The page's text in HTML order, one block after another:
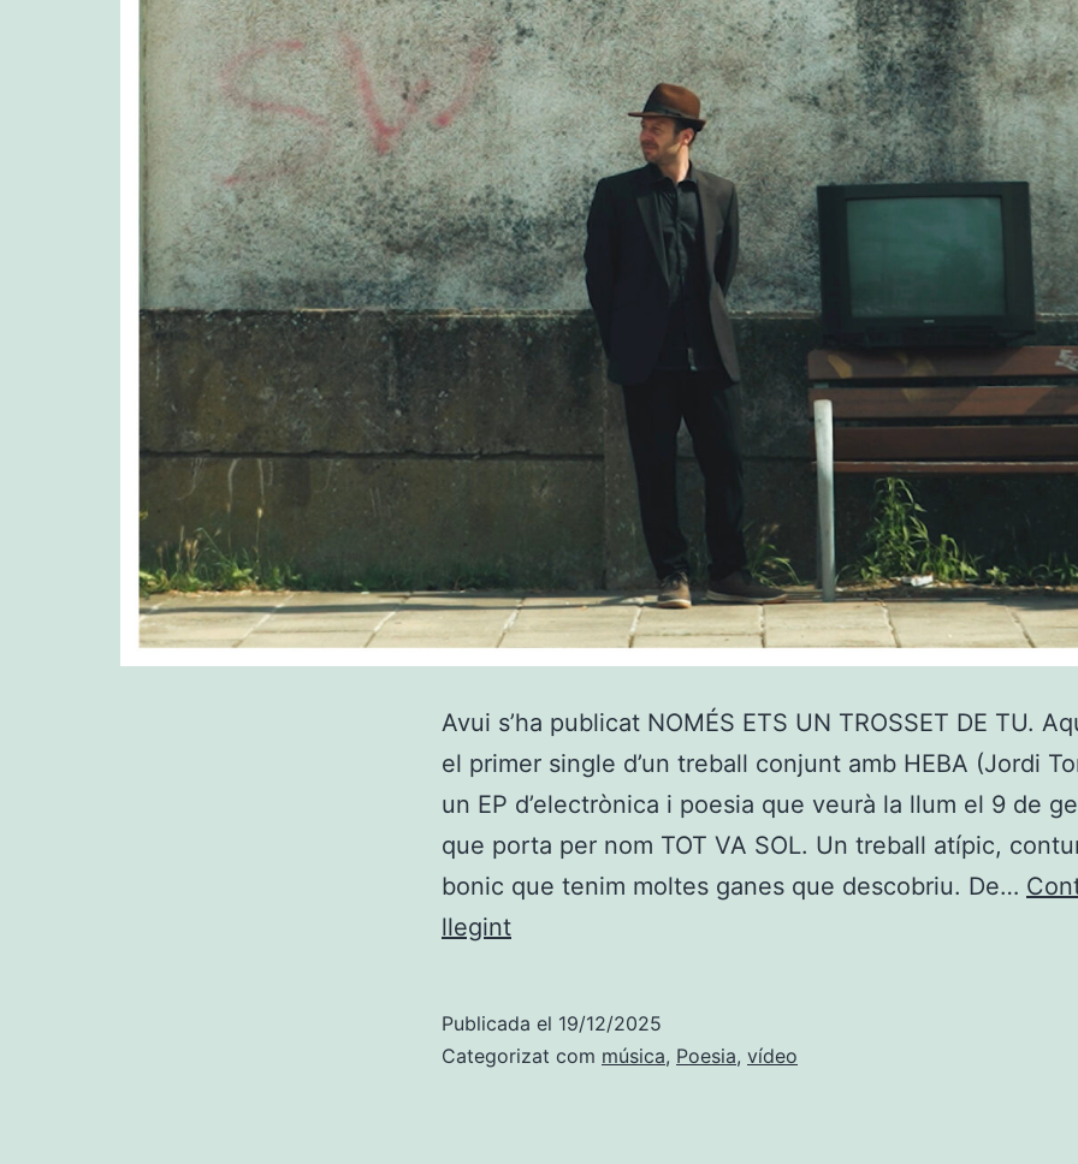
Avui s’ha publicat NOMÉS ETS UN TROSSET DE TU.
el primer single d’un treball conjunt amb HEBA (Jordi
un EP d’electrònica i poesia que veurà la llum el 9 de
que porta per nom TOT VA SOL. Un treball atípic,
bonic que tenim moltes ganes que descobriu. De…
llegintNOMÉS
TROSSET
Publicada el 19/12/2025
Categorizat com música, Poesia, vídeo